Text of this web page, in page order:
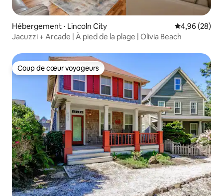
Hébergement ⋅ Lincoln City Évaluation
4,96 (28)
Jacuzzi + Arcade | À pied de la plage | Olivia Beach
Coup de cœur voyageurs
Coup de cœur voyageurs